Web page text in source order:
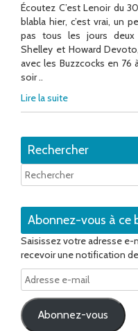
Écoutez C’est Lenoir du
blabla hier, c’est vrai, un
pas tous les jours
Shelley et Howard
avec les Buzzcocks en 76
soir ..
Lire la suite
Rechercher
Abonnez-vous à ce
Saisissez votre adresse e-
recevoir une notification
Adresse
e-
mail
Abonnez-vous